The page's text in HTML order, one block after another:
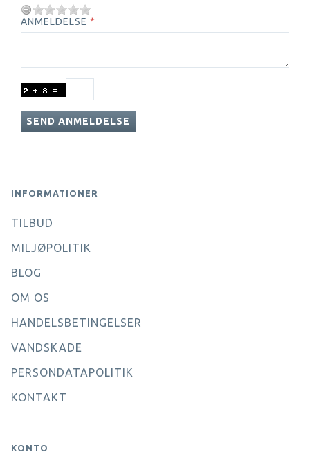
ANMELDELSE
SEND ANMELDELSE
INFORMATIONER
TILBUD
MILJØPOLITIK
BLOG
OM OS
HANDELSBETINGELSER
VANDSKADE
PERSONDATAPOLITIK
KONTAKT
KONTO